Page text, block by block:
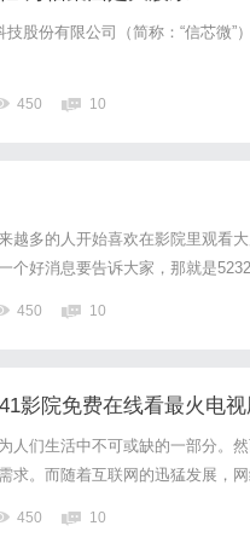
股份有限公司（简称：“信芯微”
450 10
越多的人开始喜欢在影院里观看
个好消息要告诉大家，那就是
在线观影平台。无论你是喜欢动
影院，你可以随时随地观看到最
450 10
影院免费在线看最火电视
人们生活中不可或缺的一部分。
求。而随着互联网的迅猛发展，网
平台，以其丰富的资源、高清流
专注于提供最火电视剧的在线观影
450 10